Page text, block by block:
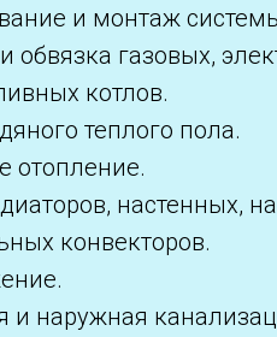
и монтаж
обвязка газовых,
котлов.
теплого пола.
отопление.
настенных,
конвекторов.
и наружная